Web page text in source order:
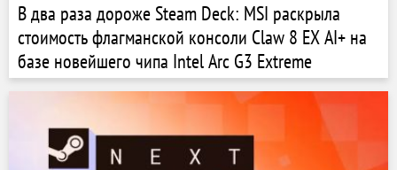
В два раза дороже Steam Deck: MSI раскрыла
стоимость флагманской консоли Claw 8 EX AI+ на
базе новейшего чипа Intel Arc G3 Extreme